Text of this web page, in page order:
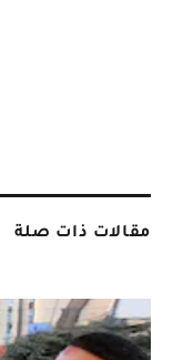
مقالات ذات صلة